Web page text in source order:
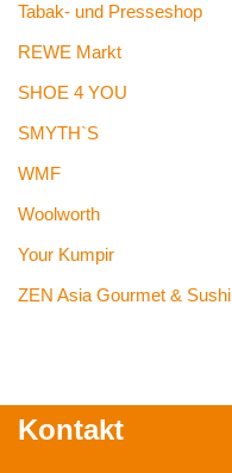
Tabak- und Presseshop
REWE Markt
SHOE 4 YOU
SMYTH`S
WMF
Woolworth
Your Kumpir
ZEN Asia Gourmet & Sushi
Kontakt